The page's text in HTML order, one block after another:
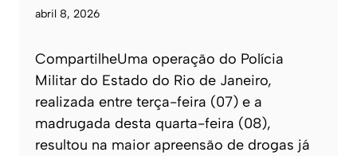
abril 8, 2026
CompartilheUma operação do Polícia
Militar do Estado do Rio de Janeiro,
realizada entre terça-feira (07) e a
madrugada desta quarta-feira (08),
resultou na maior apreensão de drogas já